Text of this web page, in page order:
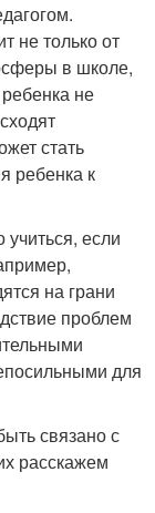
не только от
в школе,
не
стать
ребенка к
если
на грани
проблем
для
связано с
расскажем